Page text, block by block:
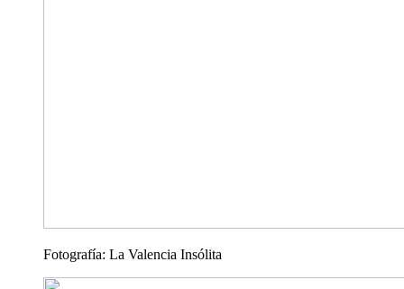
Fotografía: La Valencia Insólita